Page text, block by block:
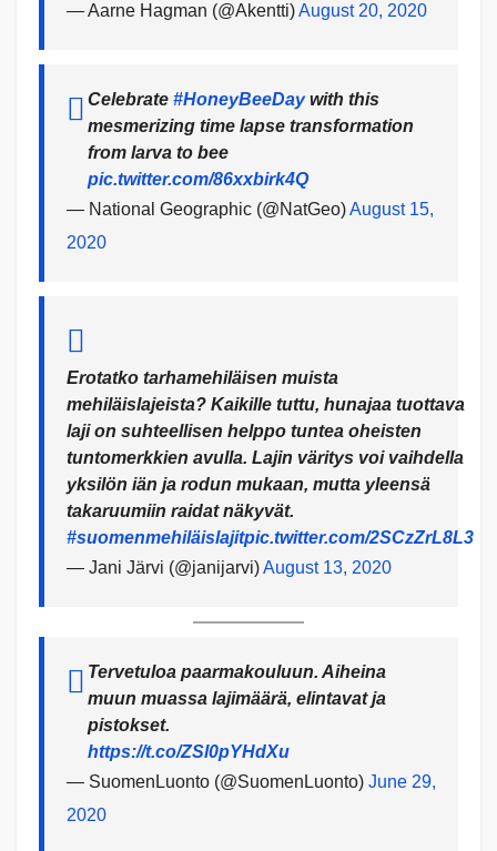
— Aarne Hagman (@Akentti)August 20, 2020
Celebrate #HoneyBeeDaywith this
mesmerizing time lapse transformation
from larva to bee
pic.twitter.com/86xxbirk4Q
— National Geographic (@NatGeo)August 15,
2020
Erotatko tarhamehiläisen muista
mehiläislajeista? Kaikille tuttu, hunajaa tuottava
laji on suhteellisen helppo tuntea oheisten
tuntomerkkien avulla. Lajin väritys voi vaihdella
yksilön iän ja rodun mukaan, mutta yleensä
takaruumiin raidat näkyvät.
#suomenmehiläislajitpic.twitter.com/2SCzZrL8L3
— Jani Järvi (@janijarvi)August 13, 2020
Tervetuloa paarmakouluun. Aiheina
muun muassa lajimäärä, elintavat ja
pistokset.
https://t.co/ZSl0pYHdXu
— SuomenLuonto (@SuomenLuonto) June 29,
2020